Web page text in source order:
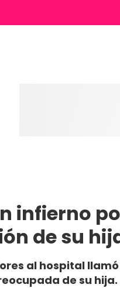
infierno
de su
al hospital
de su hija.